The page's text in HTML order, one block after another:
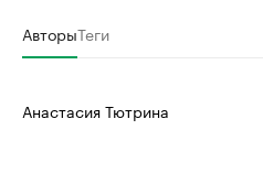
АвторыТеги
Анастасия Тютрина